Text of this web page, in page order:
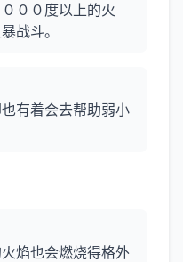
００度以上的火
战斗。
有着会去帮助弱小
焰也会燃烧得格外